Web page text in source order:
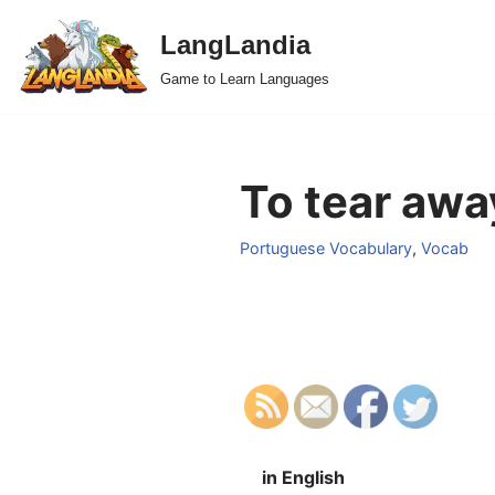
Skip
to
LangLandia
Game to Learn Languages
To tear
Portuguese Vocabulary, Vocab
in English